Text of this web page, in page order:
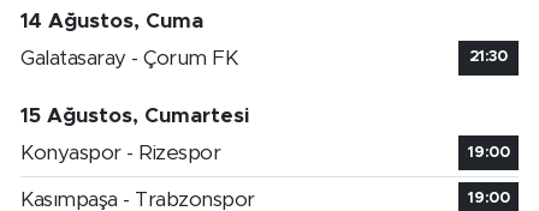
14 Ağustos, Cuma
Galatasaray - Çorum FK
21:30
15 Ağustos, Cumartesi
Konyaspor - Rizespor
19:00
Kasımpaşa - Trabzonspor 19:00